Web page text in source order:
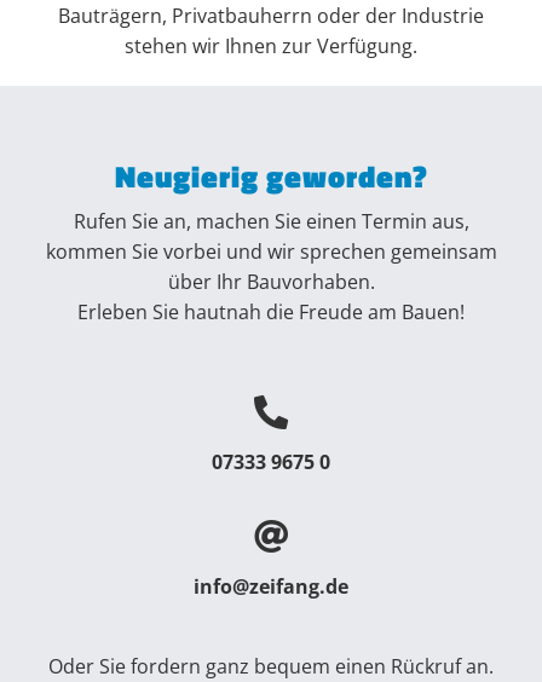
Bauträgern, Privatbauherrn oder der Industrie
stehen wir Ihnen zur Verfügung.
Neugierig geworden?
Rufen Sie an, machen Sie einen Termin aus,
kommen Sie vorbei und wir sprechen gemeinsam
über Ihr Bauvorhaben.
Erleben Sie hautnah die Freude am Bauen!
07333 9675 0
info@zeifang.de
Oder Sie fordern ganz bequem einen Rückruf an.